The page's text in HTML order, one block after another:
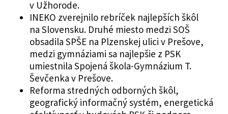
v Užhorode.
INEKO zverejnilo rebríček najlepších škôl
na Slovensku. Druhé miesto medzi SOŠ
obsadila SPŠE na Plzenskej ulici v Prešove,
medzi gymnáziami sa najlepšie z PSK
umiestnila Spojená škola-Gymnázium T.
Ševčenka v Prešove.
Reforma stredných odborných škôl,
geografický informačný systém, energetická